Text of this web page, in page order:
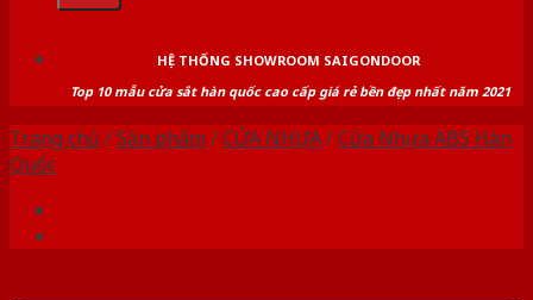
HỆ THỐNG SHOWROOM SAIGONDOOR
Top 10 mẫu cửa sắt hàn quốc cao cấp giá rẻ bền đẹp nhất năm 2021
Trang chủ /Sản phẩm /CỬA NHỰA/Cửa Nhựa ABS Hàn
Quốc